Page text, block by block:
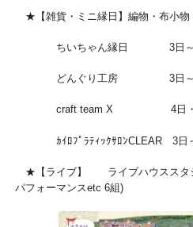
★【雑貨・ミニ縁日】編物・布小物
ちいちゃん縁日 3日～5日
どんぐり工房 3日～5日
craft team X 4日・5日
ｶｲﾛﾌﾟﾗﾃｨｯｸｻﾛﾝCLEAR 3日～
★【ライブ】 ライブハウススタ
パフォーマンスetc 6組)